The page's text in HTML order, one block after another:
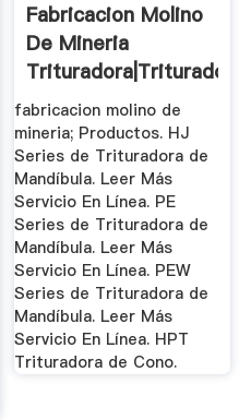
Fabricacion Molino
De Mineria
Trituradora|Trituradora
De ...
fabricacion molino de
mineria; Productos. HJ
Series de Trituradora de
Mandíbula. Leer Más
Servicio En Línea. PE
Series de Trituradora de
Mandíbula. Leer Más
Servicio En Línea. PEW
Series de Trituradora de
Mandíbula. Leer Más
Servicio En Línea. HPT
Trituradora de Cono.